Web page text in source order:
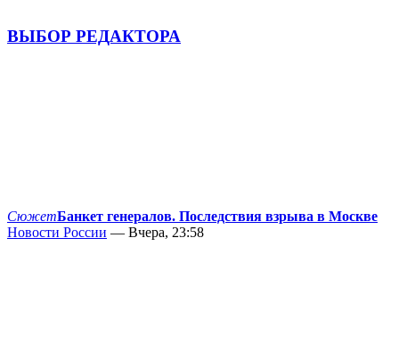
ВЫБОР РЕДАКТОРА
СюжетБанкет генералов. Последствия взрыва в Москве
Новости России — Вчера, 23:58